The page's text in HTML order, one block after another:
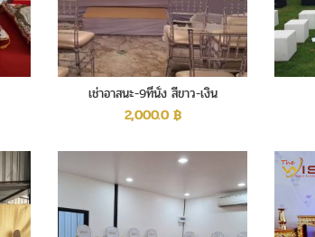
เช่าอาสนะ-9ที่นั่ง สีขาว-เงิน
2,000.0 ฿